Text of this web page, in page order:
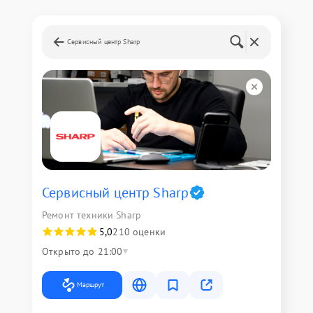
Сервисный центр Sharp
Сервисный центр Sharp
Ремонт техники Sharp
5,0210 оценки
Открыто до 21:00
Маршрут